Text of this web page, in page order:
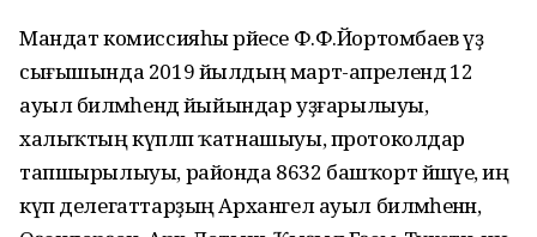
Мандат комиссияһы рәйесе Ф.Ф.Йортомбаев үҙ
сығышында 2019 йылдың март-апрелендә 12
ауыл биләмәһендә йыйындар уҙғарылыуы,
халыҡтың күпләп ҡатнашыуы, протоколдар
тапшырылыуы, районда 8632 башҡорт йәшәүе, иң
күп делегаттарҙың Архангел ауыл биләмәһенән,